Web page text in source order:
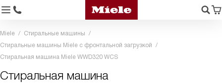
Miele
Стиральные машины
Стиральные машины Miele с фронтальной загрузкой
Стиральная машина Miele WWD320 WCS
Стиральная машина